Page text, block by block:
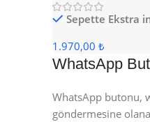
Sepette Ekstra
1.970,00 ₺
WhatsApp
WhatsApp butonu,
göndermesine